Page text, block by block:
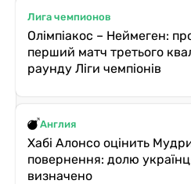
Лига чемпионов
Олімпіакос – Неймеген:
перший матч третього
раунду Ліги чемпіонів
Англия
Хабі Алонсо оцінить
повернення: долю
визначено